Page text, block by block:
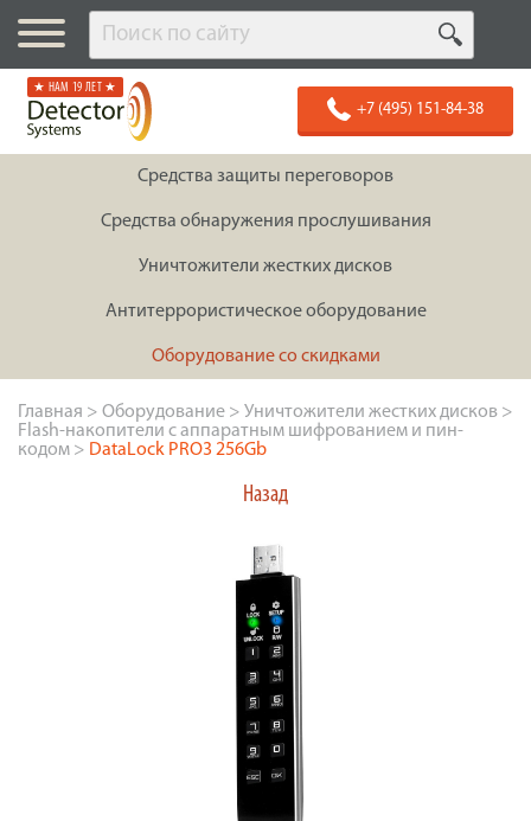
★ НАМ 19 ЛЕТ ★
+7 (495) 151-84-38
Средства защиты переговоров
Средства обнаружения прослушивания
Уничтожители жестких дисков
Антитеррористическое оборудование
Оборудование со скидками
Главная > Оборудование > Уничтожители жестких дисков >
Flash-накопители с аппаратным шифрованием и пин-
кодом > DataLock PRO3 256Gb
Назад